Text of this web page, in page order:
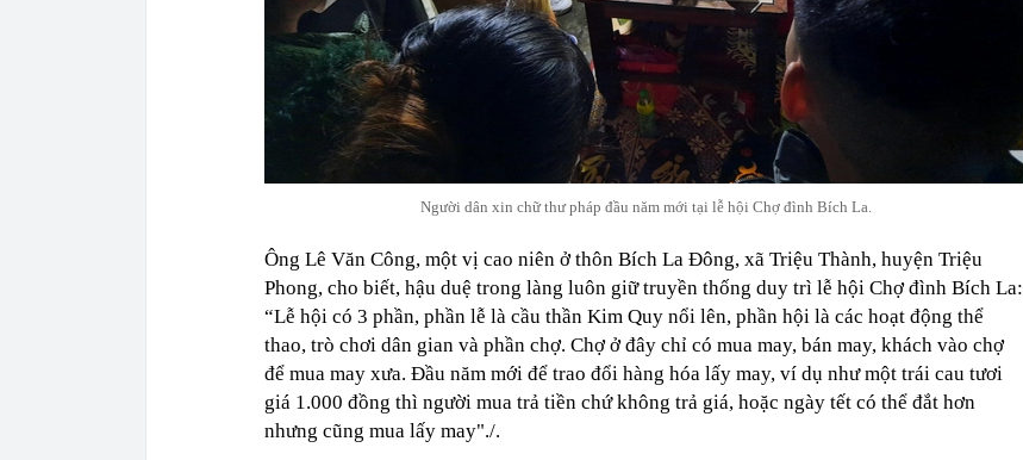
Người dân xin chữ thư pháp đầu năm mới tại lễ hội Chợ đình Bích La.
Ông Lê Văn Công, một vị cao niên ở thôn Bích La Đông, xã Triệu Thành, huyện Triệu
Phong, cho biết, hậu duệ trong làng luôn giữ truyền thống duy trì lễ hội Chợ đình Bích La:
“Lễ hội có 3 phần, phần lễ là cầu thần Kim Quy nổi lên, phần hội là các hoạt động thể
thao, trò chơi dân gian và phần chợ. Chợ ở đây chỉ có mua may, bán may, khách vào chợ
để mua may xưa. Đầu năm mới để trao đổi hàng hóa lấy may, ví dụ như một trái cau tươi
giá 1.000 đồng thì người mua trả tiền chứ không trả giá, hoặc ngày tết có thể đắt hơn
nhưng cũng mua lấy may"./.